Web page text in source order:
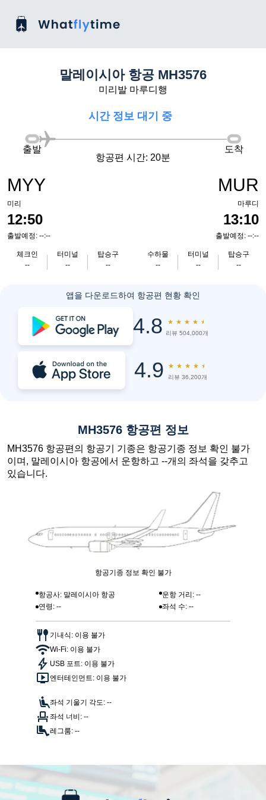
말레이시아 항공 MH3576
미리발 마루디행
시간 정보 대기 중
MYY
미리
12:50
출발예정: --:--
체크인
--
터미널
--
탑승구
--
출발
항공편 시간: 20분
도착
MUR
마루디
13:10
출발예정: --:--
수하물
--
터미널
--
탑승구
--
앱을 다운로드하여 항공편 현황 확인
4.8 ★ ★ ★ ★ ★
리뷰 504,000개
4.9 ★ ★ ★ ★ ★
리뷰 36,200개
MH3576 항공편 정보
MH3576 항공편의 항공기 기종은 항공기종 정보 확인 불가
이며, 말레이시아 항공에서 운항하고 --개의 좌석을 갖추고
있습니다.
항공기종 정보 확인 불가
항공사: 말레이시아 항공
운항 거리: --
연령: --
좌석 수: --
기내식: 이용 불가
Wi-Fi: 이용 불가
USB 포트: 이용 불가
엔터테인먼트: 이용 불가
좌석 기울기 각도: --
좌석 너비: --
레그룸: --